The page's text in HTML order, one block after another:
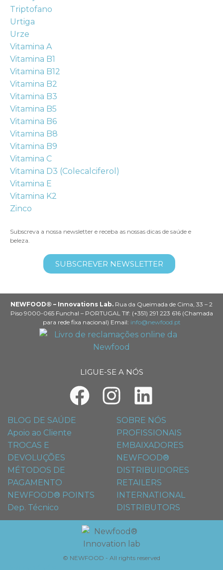
Triptofano
Urtiga
Urze
Vitamina A
Vitamina B1
Vitamina B12
Vitamina B2
Vitamina B3
Vitamina B5
Vitamina B6
Vitamina B8
Vitamina B9
Vitamina C
Vitamina D3 (Colecalciferol)
Vitamina E
Vitamina K2
Zinco
Subscreva a nossa newsletter e receba as nossas dicas de saúde e
beleza.
SUBSCREVER NEWSLETTER
NEWFOOD® – Innovations Lab. Rua da Queimada de Cima, 33 – 2
Piso 9000-065 Funchal – PORTUGAL Tlf: (+351) 291 223 616 (Chamada
para rede fixa nacional) Email: info@newfood.pt
LIGUE-SE A NÓS
BLOG DE SAÚDE
Apoio ao Cliente
TROCAS E
DEVOLUÇÕES
MÉTODOS DE
PAGAMENTO
NEWFOOD® POINTS
Dep. Técnico
SOBRE NÓS
PROFISSIONAIS
EMBAIXADORES
NEWFOOD®
DISTRIBUIDORES
RETAILERS
INTERNATIONAL
DISTRIBUTORS
© NEWFOOD - All rights reserved